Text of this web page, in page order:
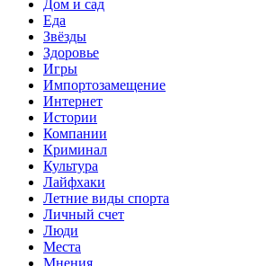
Дом и сад
Еда
Звёзды
Здоровье
Игры
Импортозамещение
Интернет
Истории
Компании
Криминал
Культура
Лайфхаки
Летние виды спорта
Личный счет
Люди
Места
Мнения